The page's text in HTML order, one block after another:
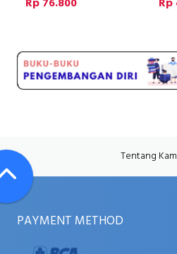
Tentang
PAYMENT METHOD